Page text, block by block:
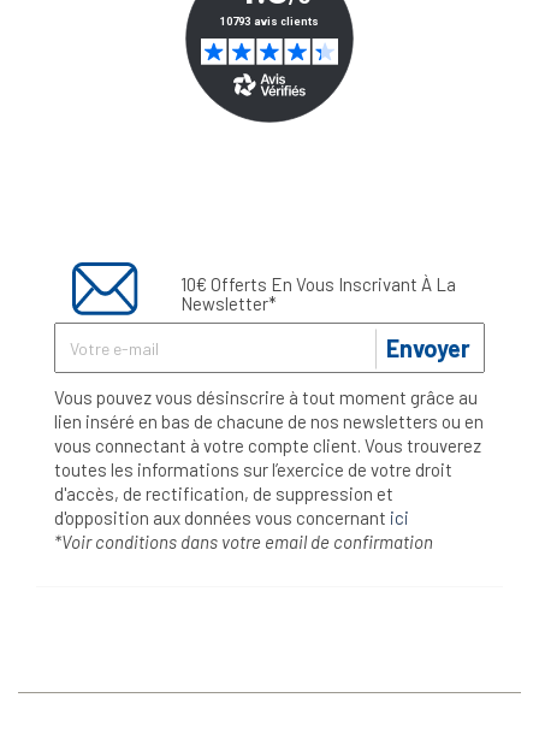
10€ Offerts En Vous Inscrivant À La
Newsletter*
Envoyer
Vous pouvez vous désinscrire à tout moment grâce au
lien inséré en bas de chacune de nos newsletters ou en
vous connectant à votre compte client. Vous trouverez
toutes les informations sur l’exercice de votre droit
d'accès, de rectification, de suppression et
d'opposition aux données vous concernant ici
*Voir conditions dans votre email de confirmation